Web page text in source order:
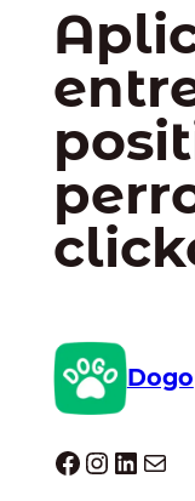
Dogo
Dogo facebook InstagramLinkedIn Correo electrónico